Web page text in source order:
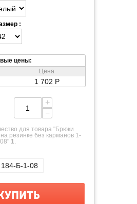
:
цены:
Цена
1 702 Р
+
−
для товара "Брюки
резинке без карманов 1-
08" 1.
184-Б-1-08